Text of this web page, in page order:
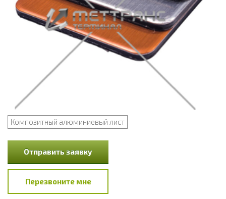
Композитный алюминиевый лист
Отправить заявку
Перезвоните мне